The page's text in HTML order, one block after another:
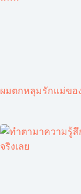
ผมตกหลุมรักแม่ขอ